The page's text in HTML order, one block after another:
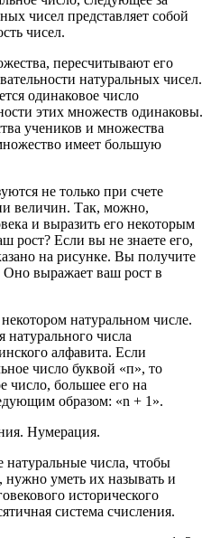
чисел представляет собой
чисел.
пересчитывают его
натуральных чисел.
одинаковое число
этих множеств одинаковы.
учеников и множества
имеет большую
не только при счете
величин. Так, можно,
и выразить его некоторым
рост? Если вы не знаете его,
на рисунке. Вы получите
Оно выражает ваш рост в
натуральном числе.
натурального числа
алфавита. Если
число буквой «п», то
число, большее его на
образом: «n + 1».
Нумерация.
числа, чтобы
нужно уметь их называть и
исторического
система счисления.